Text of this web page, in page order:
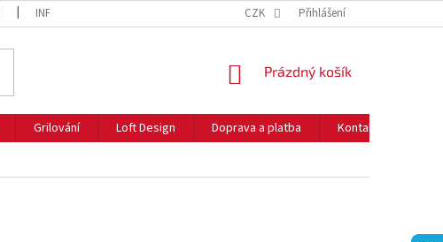
INFORMACE O COOKIES NEJČASTĚJŠÍ OTÁZKY
CZK Přihlášení
NÁKUPNÍ
Prázdný košík
Grilování Loft Design Doprava a platba Kontakty